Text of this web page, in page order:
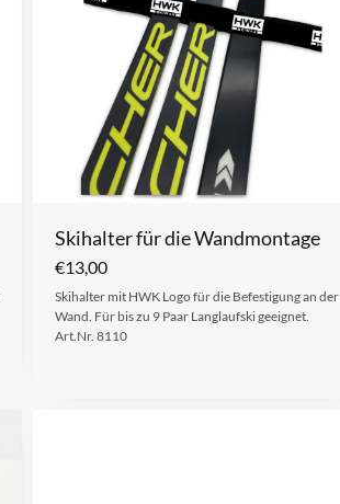
Skihalter für die Wandmontage
€13,00
Skihalter mit HWK Logo für die Befestigung an der
Wand. Für bis zu 9 Paar Langlaufski geeignet.
Art.Nr. 8110